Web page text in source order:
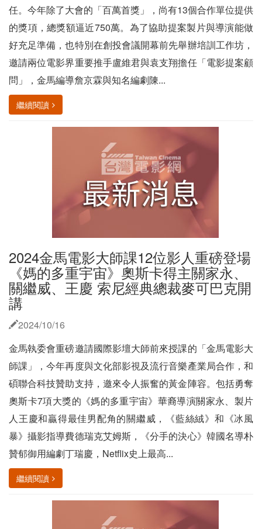
任。今年除了大會的「百萬首獎」，尚有13個合作單位提供
的獎項，總獎額逼近750萬。為了協助提案製片與導演能做
好充足準備，也特別在創投會議開幕前先舉辦培訓工作坊，
邀請兩位電影界重要推手盧維君與袁支翔擔任「電影提案顧
問」，金馬編導詹京霖與知名編劇陳...
繼續閱讀
2024金馬電影大師課12位影人重磅登場
《媽的多重宇宙》奧斯卡得主關家永、
關繼威、王慶 索尼經典總裁麥可巴克開
講
2024/10/16
金馬執委會重磅邀請國際影壇大師前來授課的「金馬電影大
師課」，今年再度與文化部影視及流行音樂產業局合作，和
碩聯合科技贊助支持，邀來令人振奮的黃金陣容。包括勇奪
奧斯卡7項大獎的《媽的多重宇宙》華裔導演關家永、製片
人王慶和贏得最佳男配角的關繼威，《藍絲絨》和《冰風
暴》攝影指導費德瑞克艾姆斯，《分手的決心》韓國名導朴
贊郁御用編劇丁瑞慶，Netflix史上最高...
繼續閱讀